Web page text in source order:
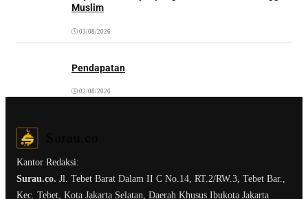
Muslim
03/08/2026
Pendapatan
02/08/2026
Kantor Redaksi:
Surau.co. Jl. Tebet Barat Dalam II C No.14, RT.2/RW.3, Tebet Bar.,
Kec. Tebet, Kota Jakarta Selatan, Daerah Khusus Ibukota Jakarta